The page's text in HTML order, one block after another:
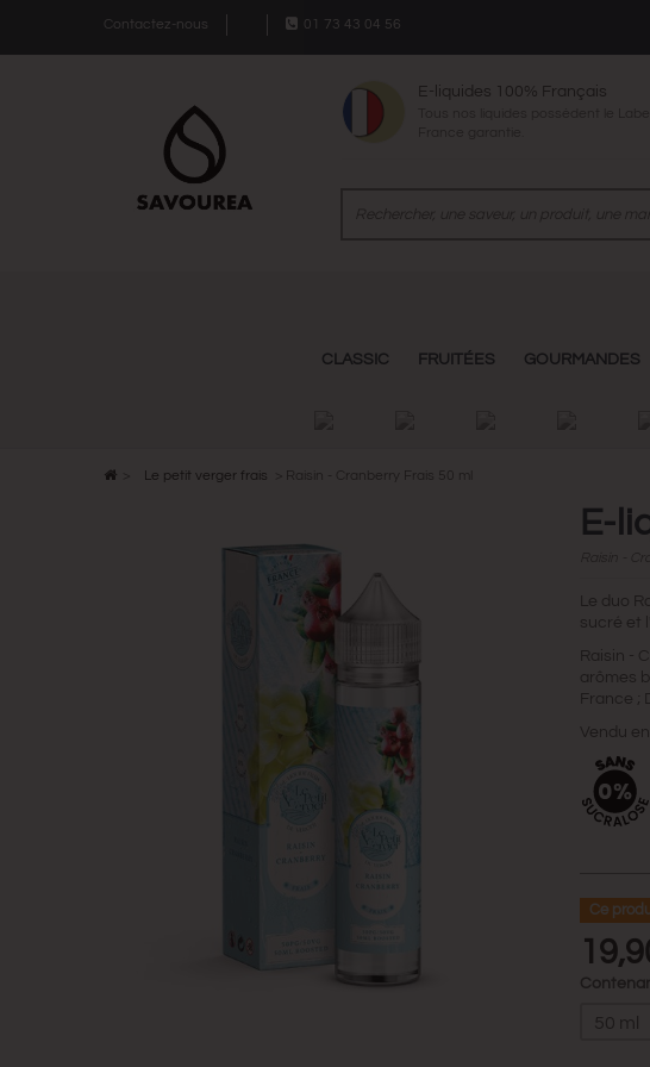
Contactez-nous 01 73 43 04 56
E-liquides 100% Français
CLASSIC FRUITÉES GOURMANDES
Le petit verger frais Raisin - Cranberry Frais 50 ml
E-
Le duo
sucré et
Raisin -
arômes
France ;
Vendu
Ce
50 ml